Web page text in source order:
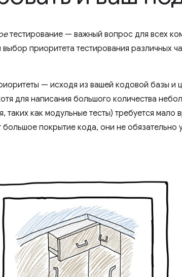
тестирование — важный вопрос для всех
приоритета тестирования различных
— исходя из вашей кодовой базы и
для написания большого количества
таких как модульные тесты) требуется мало
покрытие кода, они не